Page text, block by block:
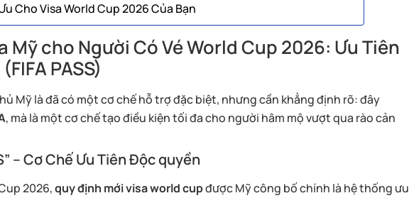
Cho Visa World Cup 2026 Của Bạn
Mỹ cho Người Có Vé World Cup 2026: Ưu Tiên
PASS)
Mỹ là đã có một cơ chế hỗ trợ đặc biệt, nhưng cần khẳng định rõ: đây
, mà là một cơ chế tạo điều kiện tối đa cho người hâm mộ vượt qua rào cản
– Cơ Chế Ưu Tiên Độc quyền
2026,quy định mới visa world cupđược Mỹ công bố chính là hệ thống ưu